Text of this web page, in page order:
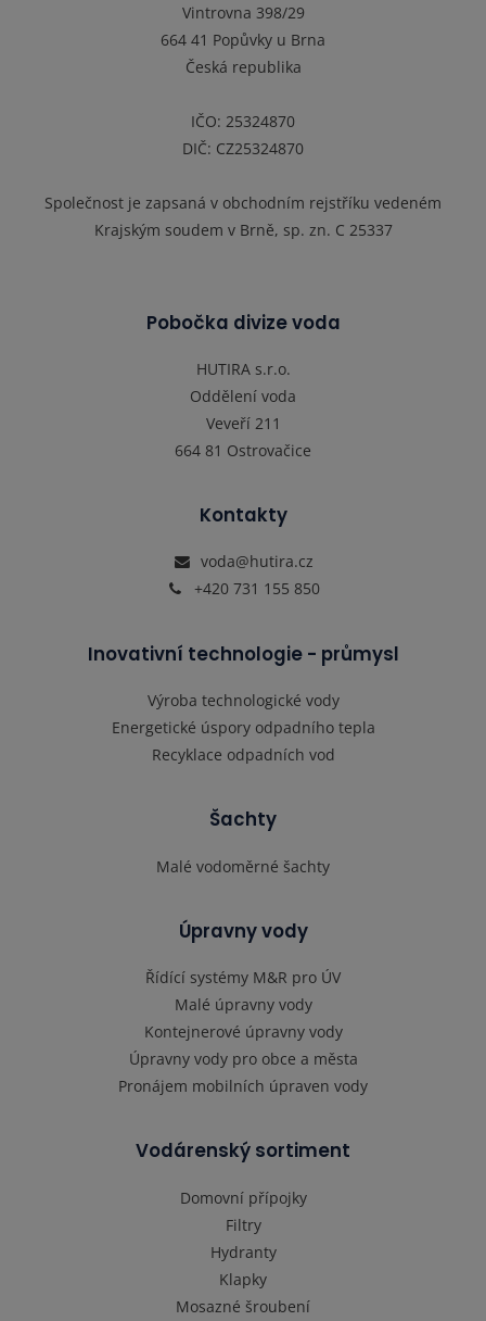
Vintrovna 398/29
664 41 Popůvky u Brna
Česká republika
IČO: 25324870
DIČ: CZ25324870
Společnost je zapsaná v obchodním rejstříku vedeném
Krajským soudem v Brně, sp. zn. C 25337
Pobočka divize voda
HUTIRA s.r.o.
Oddělení voda
Veveří 211
664 81 Ostrovačice
Kontakty
voda@hutira.cz
+420 731 155 850
Inovativní technologie - průmysl
Výroba technologické vody
Energetické úspory odpadního tepla
Recyklace odpadních vod
Šachty
Malé vodoměrné šachty
Úpravny vody
Řídící systémy M&R pro ÚV
Malé úpravny vody
Kontejnerové úpravny vody
Úpravny vody pro obce a města
Pronájem mobilních úpraven vody
Vodárenský sortiment
Domovní přípojky
Filtry
Hydranty
Klapky
Mosazné šroubení